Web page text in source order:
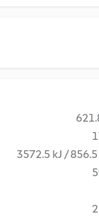
3572.5 kJ /